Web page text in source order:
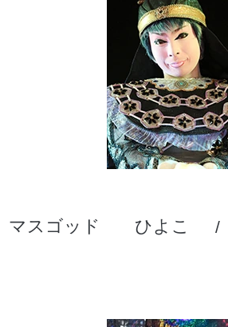
マスゴッド ひよこ